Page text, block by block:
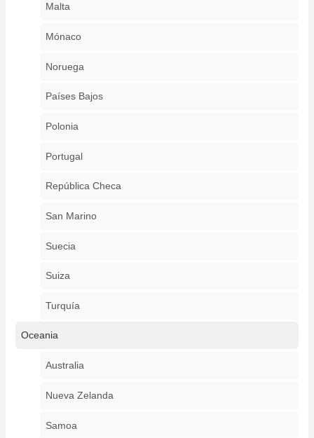
Malta
Mónaco
Noruega
Países Bajos
Polonia
Portugal
República Checa
San Marino
Suecia
Suiza
Turquía
Oceania
Australia
Nueva Zelanda
Samoa